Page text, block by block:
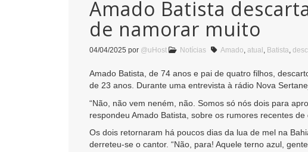
Amado Batista
de namorar muito
04/04/2025 por @uHost Notícias Amado, atual , Batista,
Amado Batista, de 74 anos e pai de quatro filhos,
de 23 anos. Durante uma entrevista à rádio Nova
“Não, não vem neném, não. Somos só nós dois para
respondeu Amado Batista, sobre os rumores recentes
Os dois retornaram há poucos dias da lua de mel na
derreteu-se o cantor. “Não, para! Aquele terno azul,